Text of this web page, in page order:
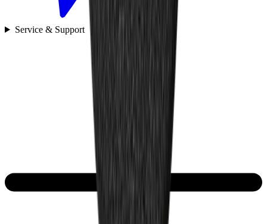
Service & Support